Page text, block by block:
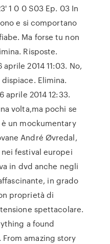
1 0 0 S03 Ep. 03 In
e si comportano
Ma forse tu non
Risposte.
2014 11:03. No,
Elimina.
aprile 2014 12:33.
volta,ma pochi se
un mockumentary
André Øvredal,
festival europei
in dvd anche negli
in grado
proprietà di
spettacolare.
a found
amazing story